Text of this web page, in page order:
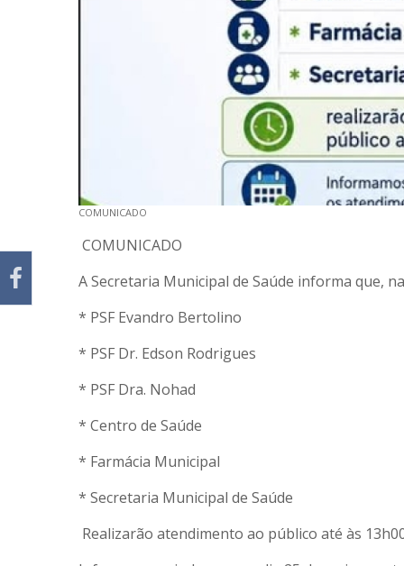
COMUNICADO
COMUNICADO
A Secretaria Municipal de Saúde informa que,
* PSF Evandro Bertolino
* PSF Dr. Edson Rodrigues
* PSF Dra. Nohad
* Centro de Saúde
* Farmácia Municipal
* Secretaria Municipal de Saúde
Realizarão atendimento ao público até às